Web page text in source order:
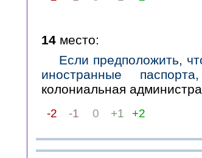
14 место:
Если предположить,
иностранные паспорта,
колониальная
-2 -1 0 +1 +2